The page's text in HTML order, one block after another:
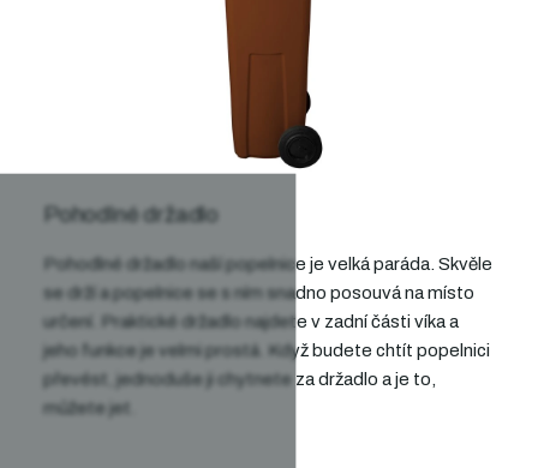
Pohodlné držadlo
Pohodlné držadlo naší popelnice je velká paráda. Skvěle
se drží a popelnice se s ním snadno posouvána místo
určení.
Praktické držadlo najdete v zadní části víkaa
jeho funkce je velmi prostá.
Když budete chtít popelnici
převést, jednoduše ji chytnete za držadlo a je to,
můžete jet.